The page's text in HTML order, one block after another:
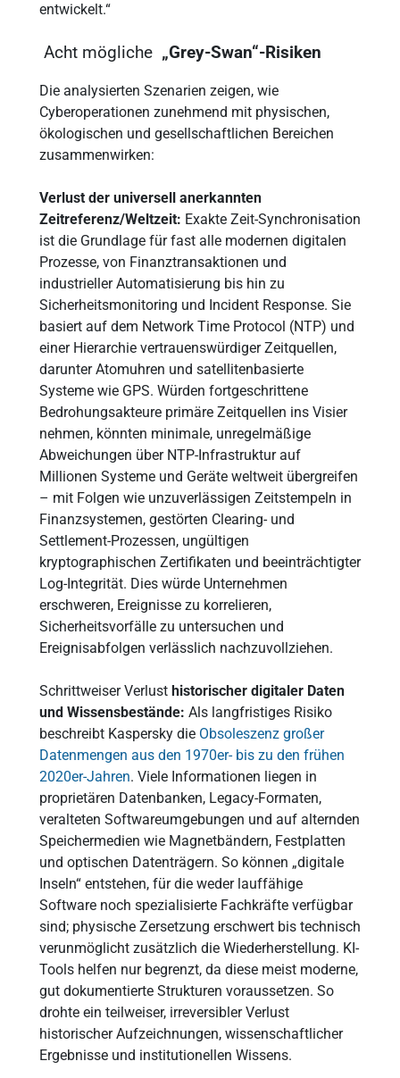
entwickelt.“
Acht mögliche „Grey-Swan“-Risiken
Die analysierten Szenarien zeigen, wie
Cyberoperationen zunehmend mit physischen,
ökologischen und gesellschaftlichen Bereichen
zusammenwirken:
Verlust der universell anerkannten
Zeitreferenz/Weltzeit: Exakte Zeit-Synchronisation
ist die Grundlage für fast alle modernen digitalen
Prozesse, von Finanztransaktionen und
industrieller Automatisierung bis hin zu
Sicherheitsmonitoring und Incident Response. Sie
basiert auf dem Network Time Protocol (NTP) und
einer Hierarchie vertrauenswürdiger Zeitquellen,
darunter Atomuhren und satellitenbasierte
Systeme wie GPS. Würden fortgeschrittene
Bedrohungsakteure primäre Zeitquellen ins Visier
nehmen, könnten minimale, unregelmäßige
Abweichungen über NTP-Infrastruktur auf
Millionen Systeme und Geräte weltweit übergreifen
– mit Folgen wie unzuverlässigen Zeitstempeln in
Finanzsystemen, gestörten Clearing- und
Settlement-Prozessen, ungültigen
kryptographischen Zertifikaten und beeinträchtigter
Log-Integrität. Dies würde Unternehmen
erschweren, Ereignisse zu korrelieren,
Sicherheitsvorfälle zu untersuchen und
Ereignisabfolgen verlässlich nachzuvollziehen.
Schrittweiser Verlust historischer digitaler Daten
und Wissensbestände: Als langfristiges Risiko
beschreibt Kaspersky die Obsoleszenz großer
Datenmengen aus den 1970er- bis zu den frühen
2020er-Jahren. Viele Informationen liegen in
proprietären Datenbanken, Legacy-Formaten,
veralteten Softwareumgebungen und auf alternden
Speichermedien wie Magnetbändern, Festplatten
und optischen Datenträgern. So können „digitale
Inseln“ entstehen, für die weder lauffähige
Software noch spezialisierte Fachkräfte verfügbar
sind; physische Zersetzung erschwert bis technisch
verunmöglicht zusätzlich die Wiederherstellung. KI-
Tools helfen nur begrenzt, da diese meist moderne,
gut dokumentierte Strukturen voraussetzen. So
drohte ein teilweiser, irreversibler Verlust
historischer Aufzeichnungen, wissenschaftlicher
Ergebnisse und institutionellen Wissens.